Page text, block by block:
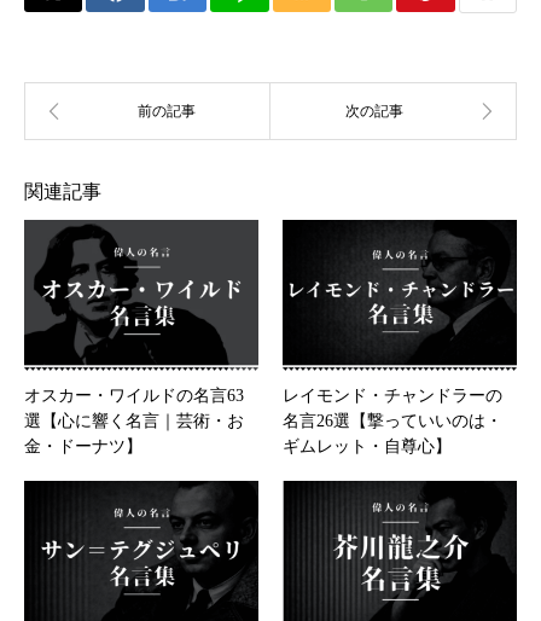
関連記事
オスカー・ワイルドの名言63
選【心に響く名言｜芸術・お
金・ドーナツ】
レイモンド・チャンドラーの
名言26選【撃っていいのは・
ギムレット・自尊心】